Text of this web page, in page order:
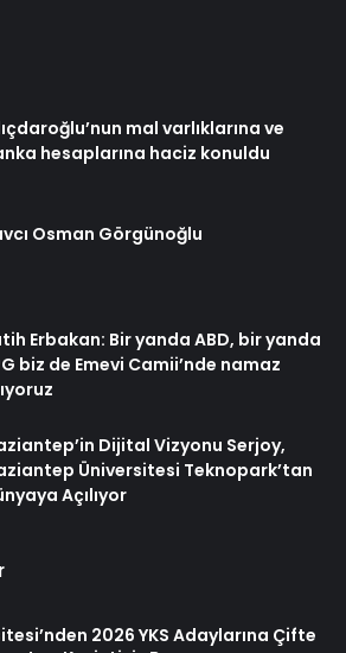
mal varlıklarına ve
hesaplarına haciz konuldu
Osman Görgünoğlu
Erbakan: Bir yanda ABD, bir yanda
biz de Emevi Camii’nde namaz
Dijital Vizyonu Serjoy,
Üniversitesi Teknopark’tan
Açılıyor
2026 YKS Adaylarına Çifte